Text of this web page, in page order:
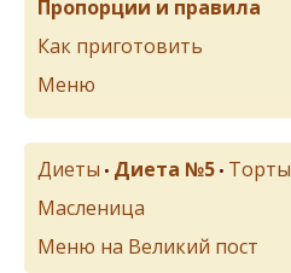
Пропорции и правила
Как приготовить
Меню
Диеты • Диета №5 • Торты
Масленица
Меню на Великий пост